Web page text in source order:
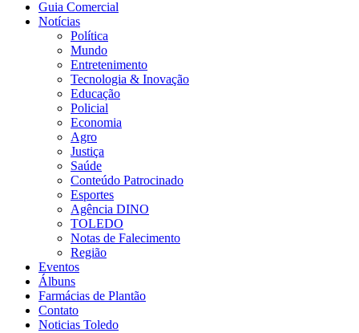
Guia Comercial
Notícias
Política
Mundo
Entretenimento
Tecnologia & Inovação
Educação
Policial
Economia
Agro
Justiça
Saúde
Conteúdo Patrocinado
Esportes
Agência DINO
TOLEDO
Notas de Falecimento
Região
Eventos
Álbuns
Farmácias de Plantão
Contato
Noticias Toledo